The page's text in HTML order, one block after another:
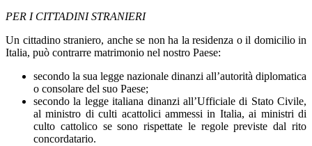
PER I CITTADINI STRANIERI
Un cittadino straniero, anche se non ha la residenza o il domicilio in
Italia, può contrarre matrimonio nel nostro Paese:
secondo la sua legge nazionale dinanzi all’autorità diplomatica
o consolare del suo Paese;
secondo la legge italiana dinanzi all’Ufficiale di Stato Civile,
al ministro di culti acattolici ammessi in Italia, ai ministri di
culto cattolico se sono rispettate le regole previste dal rito
concordatario.